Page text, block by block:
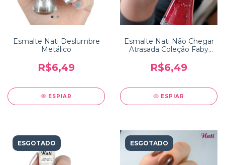
Esmalte Nati Deslumbre
Metálico
R$6,49
ESPIAR
Esmalte Nati Não Chegar
Atrasada Coleção Faby
da Manicure
R$6,49
ESPIAR
ESGOTADO ESGOTADO